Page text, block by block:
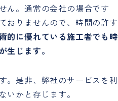
ん。通常の会社の場合です
おりませんので、時間の許す
的に優れている施工者でも時
じます。
。是非、弊社のサービスを利
かと存じます。